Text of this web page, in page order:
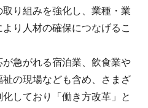
り組みを強化し、業種・業
り人材の確保につなげるこ
急がれる宿泊業、飲食業や
の現場なども含め、さまざ
しており「働き方改革」と